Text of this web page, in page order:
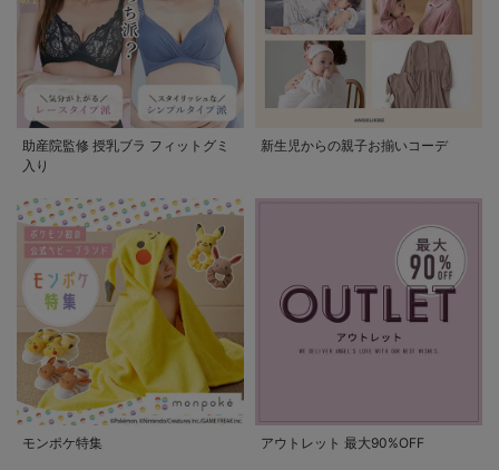
助産院監修 授乳ブラ フィットグミ
入り
新生児からの親子お揃いコーデ
モンポケ特集 アウトレット 最大90%OFF